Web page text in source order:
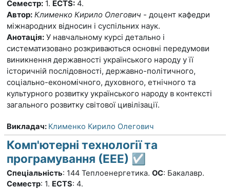
Семестр: 1. ECTS: 4.
Автор: Клименко Кирило Олегович - доцент кафедри
міжнародних відносин і суспільних наук.
Анотація: У навчальному курсі детально і
систематизовано розкриваються основні передумови
виникнення державності українського народу у її
історичній послідовності, державно-політичного,
соціально-економічного, духовного, етнічного та
культурного розвитку українського народу в контексті
загального розвитку світової цивілізації.
Викладач: Клименко Кирило Олегович
Комп'ютерні технології та
програмування (ЕЕЕ) ☑️
Спеціальність: 144 Теплоенергетика. ОС: Бакалавр.
Семестр: 1. ECTS: 4.